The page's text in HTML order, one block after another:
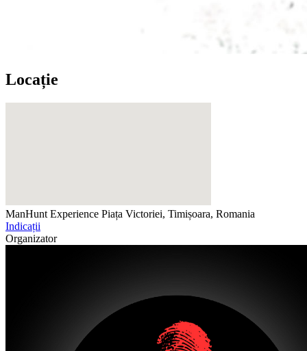
Locație
ManHunt Experience Piața Victoriei, Timișoara, Romania
Indicații
Organizator